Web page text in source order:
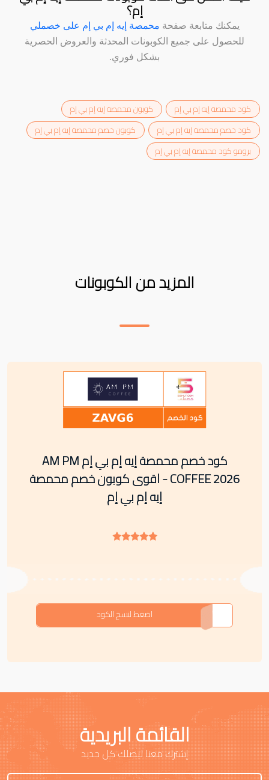
إم؟
يمكنك متابعة صفحة محمصة إيه إم بي إم على خصملي
للحصول على جميع الكوبونات المحدثة والعروض الحصرية
بشكل فوري.
كود محمصة إيه إم بي إم
كوبون محمصة إيه إم بي إم
كود خصم محمصة إيه إم بي إم
كوبون خصم محمصة إيه إم بي إم
برومو كود محمصة إيه إم بي إم
المزيد من الكوبونات
كود خصم محمصة إيه إم بي إم AM PM
COFFEE 2026 - اقوى كوبون خصم محمصة
إيه إم بي إم
ZAVG6
اضغط لنسخ الكود
القائمة البريدية
إشترك معنا ليصلك كل جديد